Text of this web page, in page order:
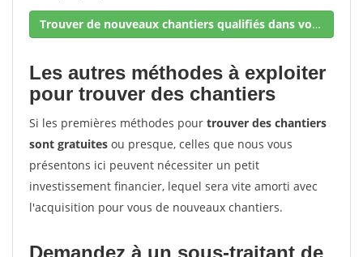
Trouver de nouveaux chantiers qualifiés dans votre secteur !
Les autres méthodes à exploiter
pour trouver des chantiers
Si les premières méthodes pour trouver des chantiers
sont gratuites ou presque, celles que nous vous
présentons ici peuvent nécessiter un petit
investissement financier, lequel sera vite amorti avec
l'acquisition pour vous de nouveaux chantiers.
Demandez à un sous-traitant de